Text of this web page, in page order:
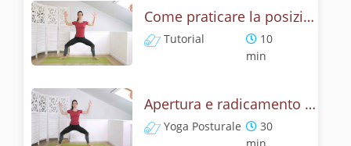
Come praticare la posizione della Dea? Tutorial di Deviasana
Tutorial
10
min
Apertura e radicamento con la posizione della Dea
Yoga Posturale
30